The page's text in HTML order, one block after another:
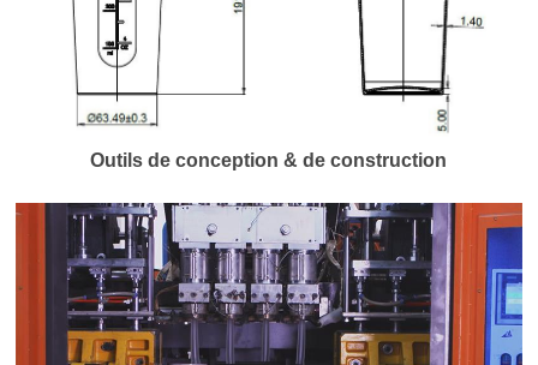
Outils de conception & de construction